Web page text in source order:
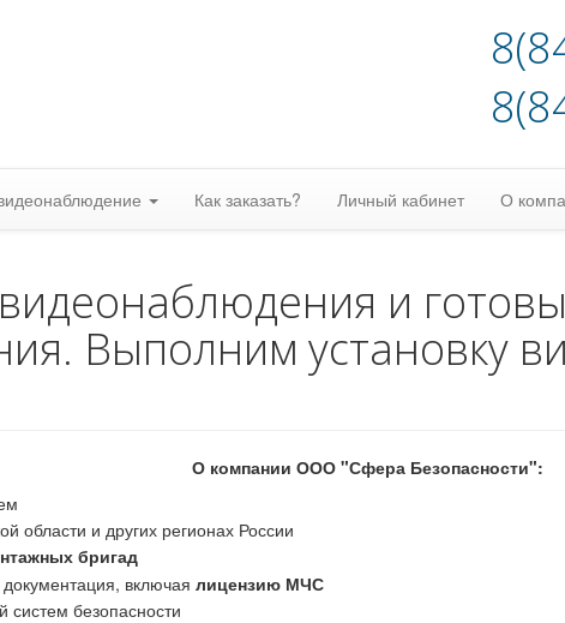
Как заказать? Личный кабинет О
и
Выполним установку
О компании ООО "Сфера Безопасности":
области и других регионах России
бригад
включая лицензию МЧС
систем безопасности